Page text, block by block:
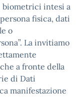
intesi a
fisica, dati
o
La invitiamo
a fronte della
di Dati
manifestazione